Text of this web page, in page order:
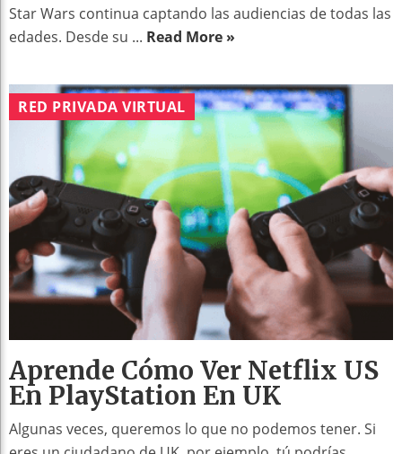
Star Wars continua captando las audiencias de todas las
edades. Desde su ... Read More »
RED PRIVADA VIRTUAL
Aprende Cómo Ver Netflix US
En PlayStation En UK
Algunas veces, queremos lo que no podemos tener. Si